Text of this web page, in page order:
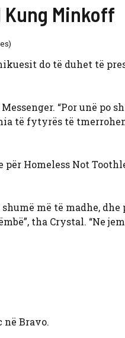
Kung Minkoff
do të duhet të
“Por unë po
të fytyrës të
Homeless Not
më të madhe, dhe
tha Crystal. “Ne
Bravo.